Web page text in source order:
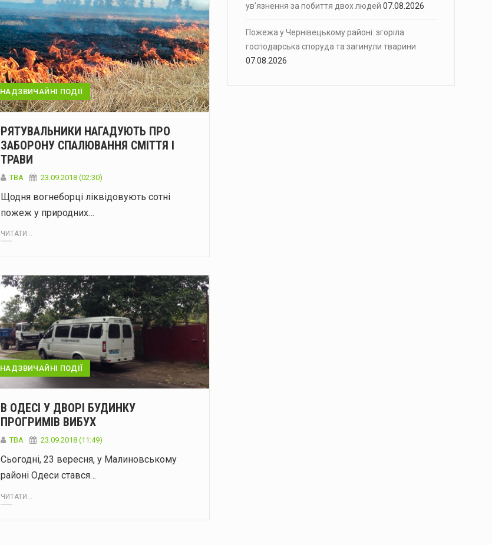
НАДЗВИЧАЙНІ ПОДІЇ
РЯТУВАЛЬНИКИ НАГАДУЮТЬ ПРО
ЗАБОРОНУ СПАЛЮВАННЯ СМІТТЯ І
ТРАВИ
TBA 23.09.2018 (02:30)
Щодня вогнеборці ліквідовують сотні
пожеж у природних…
ЧИТАТИ...
НАДЗВИЧАЙНІ ПОДІЇ
В ОДЕСІ У ДВОРІ БУДИНКУ
ПРОГРИМІВ ВИБУХ
TBA 23.09.2018 (11:49)
Сьогодні, 23 вересня, у Малиновському
районі Одеси стався…
ЧИТАТИ...
ув’язнення за побиття двох людей 07.08.2026
Пожежа у Чернівецькому районі: згоріла
господарська споруда та загинули тварини
07.08.2026